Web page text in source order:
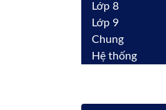
Lớp 8
Lớp 9
Chung
Hệ thống